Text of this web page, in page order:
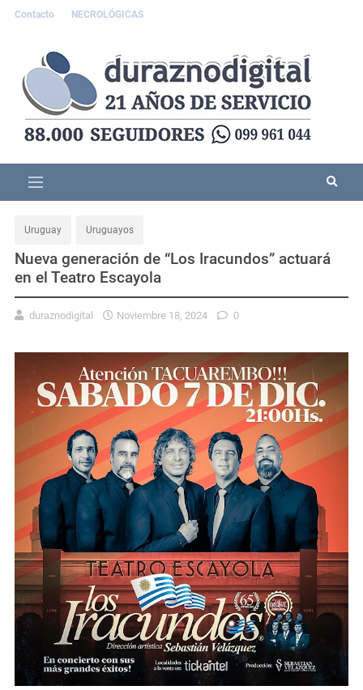
Contacto NECROLÓGICAS
Uruguay Uruguayos
Nueva generación de “Los Iracundos” actuará
en el Teatro Escayola
duraznodigital Noviembre 18, 2024 0